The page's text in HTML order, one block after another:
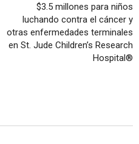
$3.5 millones para niños
luchando contra el cáncer y
otras enfermedades terminales
en St. Jude Children’s Research
Hospital®